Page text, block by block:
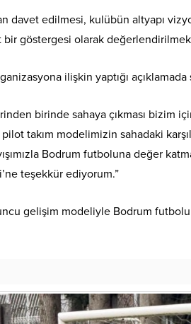
davet edilmesi, kulübün altyapı
göstergesi olarak
ilişkin yaptığı
birinde sahaya çıkması bizim
takım modelimizin sahadaki
Bodrum futboluna değer
teşekkür ediyorum.”
gelişim modeliyle Bodrum